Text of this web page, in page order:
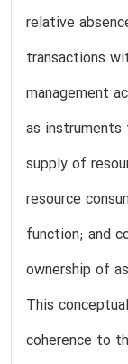
relative
transactions
management
as instruments
supply of
resource
function; and
ownership of
This
coherence to